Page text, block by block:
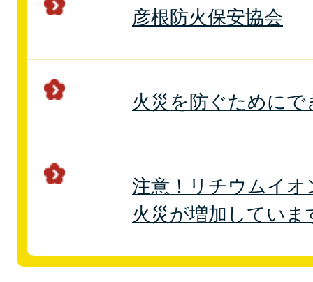
彦根防火保安協会
火災を防ぐためにで
注意！リチウムイオ
火災が増加していま